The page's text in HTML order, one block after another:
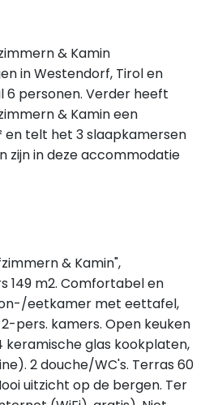
& Kamin
in Westendorf, Tirol en
6 personen. Verder heeft
& Kamin een
en telt het 3 slaapkamersen
zijn in deze accommodatie
& Kamin",
m2. Comfortabel en
eetkamer met eettafel,
pers. kamers. Open keuken
keramische glas kookplaten,
2 douche/WC's. Terras 60
uitzicht op de bergen. Ter